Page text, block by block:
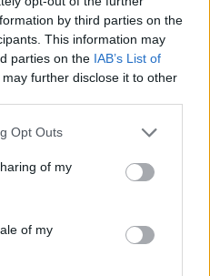
by third parties on the
This information may
parties on the IAB’s List of
may further disclose it to other
Opt Outs
of my
of my
atsisveikinama su
jos mama ir močiute